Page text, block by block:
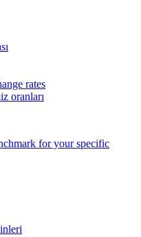
rates
oranları
for your specific